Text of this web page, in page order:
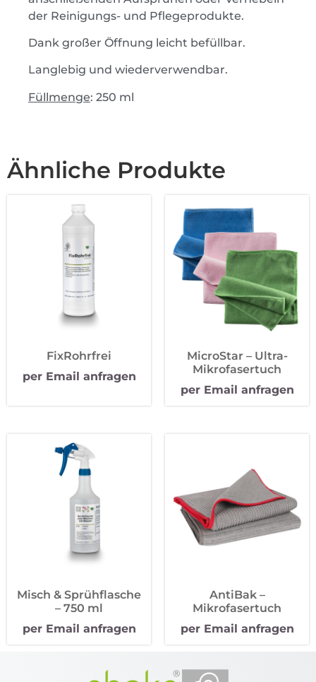
der Reinigungs- und Pflegeprodukte.
Dank großer Öffnung leicht befüllbar.
Langlebig und wiederverwendbar.
Füllmenge: 250 ml
Ähnliche Produkte
FixRohrfrei
per Email anfragen
MicroStar – Ultra-
Mikrofasertuch
per Email anfragen
Misch & Sprühflasche
– 750 ml
per Email anfragen
AntiBak –
Mikrofasertuch
per Email anfragen